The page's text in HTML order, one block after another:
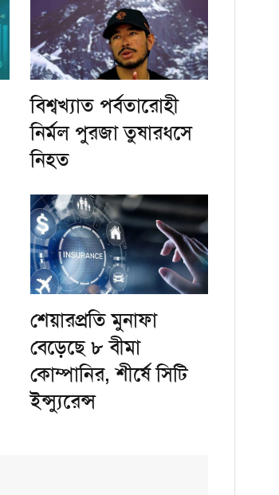
বিশ্বখ্যাত পর্বতারোহী
নির্মল পুরজা তুষারধসে
নিহত
শেয়ারপ্রতি মুনাফা
বেড়েছে ৮ বীমা
কোম্পানির, শীর্ষে সিটি
ইন্স্যুরেন্স